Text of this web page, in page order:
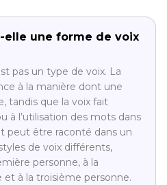
elle une forme de voix
pas un type de voix. La
à la manière dont une
tandis que la voix fait
à l’utilisation des mots dans
peut être raconté dans un
de voix différents,
personne, à la
à la troisième personne.